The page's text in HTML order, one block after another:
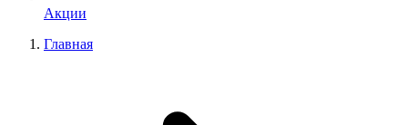
Акции
Главная